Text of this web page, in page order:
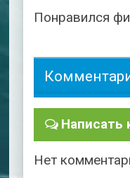
Понравился
Написать
Нет